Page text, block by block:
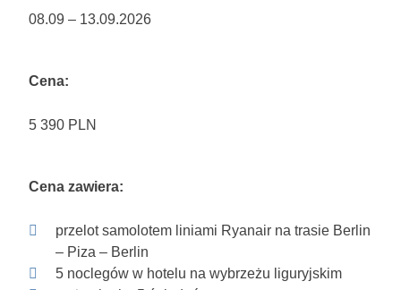
08.09 – 13.09.2026
Cena:
5 390 PLN
Cena zawiera:
przelot samolotem liniami Ryanair na trasie Berlin
– Piza – Berlin
5 noclegów w hotelu na wybrzeżu liguryjskim